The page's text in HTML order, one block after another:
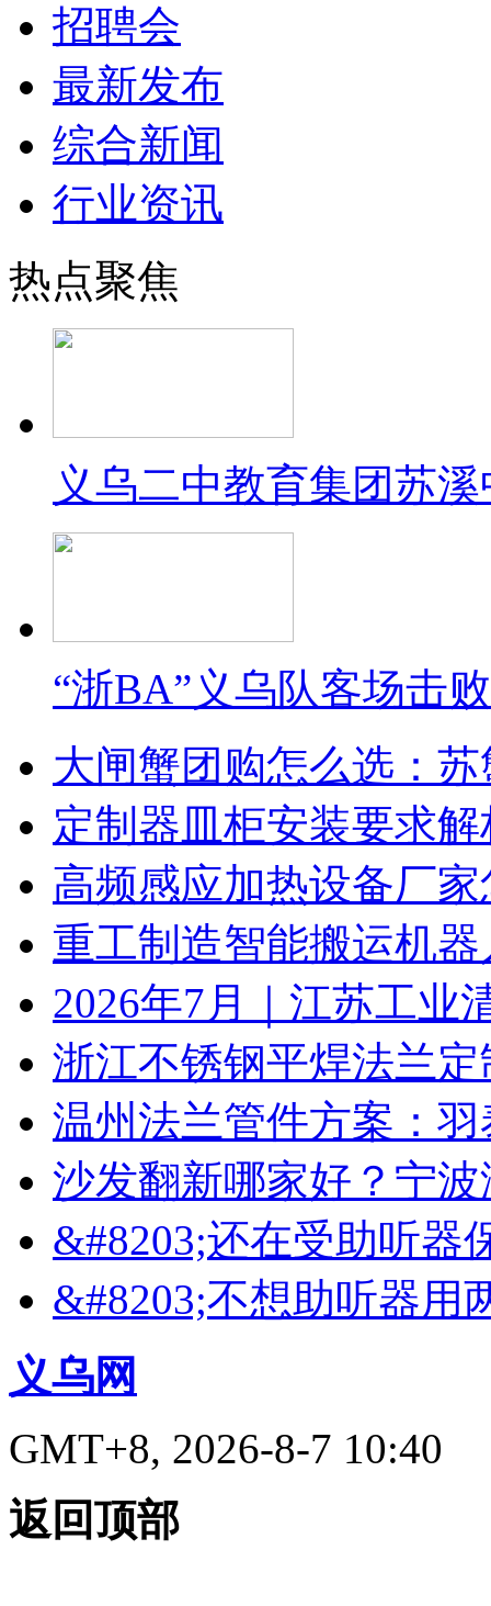
招聘会
最新发布
综合新闻
行业资讯
热点聚焦
义乌二中教育集团苏
“浙BA”义乌队客场击
大闸蟹团购怎么选：
定制器皿柜安装要求
高频感应加热设备厂
重工制造智能搬运机
2026年7月｜江苏工业
浙江不锈钢平焊法兰
温州法兰管件方案：
沙发翻新哪家好？宁
&#8203;还在受助听器
&#8203;不想助听器用
义乌网
GMT+8, 2026-8-7 10:40
返回顶部